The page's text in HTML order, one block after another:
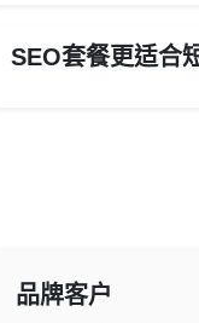
SEO套餐更适合
品牌客户